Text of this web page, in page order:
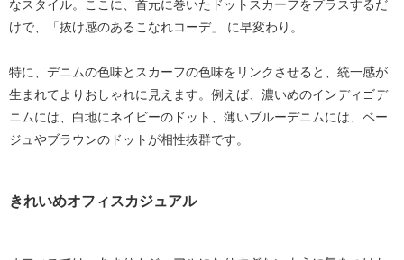
なスタイル。ここに、首元に巻いたドットスカーフをプラスするだ
けで、
「抜け感のあるこなれコーデ」 に早変わり。
特に、デニムの色味とスカーフの色味をリンクさせると、統一感が
生まれてよりおしゃれに見えます。例えば、濃いめのインディゴデ
ニムには、白地にネイビーのドット、薄いブルーデニムには、ベー
ジュやブラウンのドットが相性抜群です。
きれいめオフィスカジュアル